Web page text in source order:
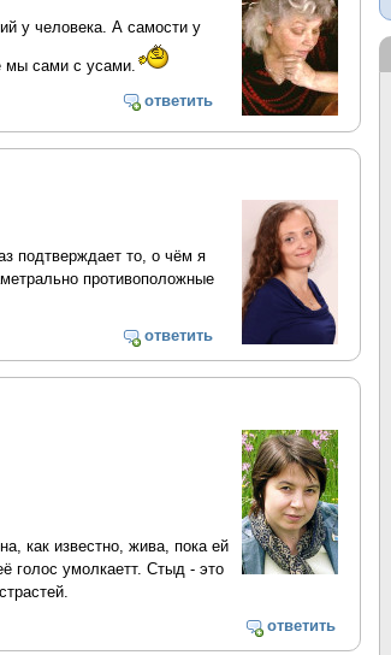
у человека. А самости у
мы сами с усами.
ответить
подтверждает то, о чём я
противоположные
ответить
как известно, жива, пока ей
голос умолкаетт. Стыд - это
ответить